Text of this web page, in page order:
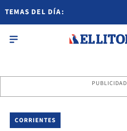
TEMAS DEL DÍA:
PUBLICIDAD
CORRIENTES